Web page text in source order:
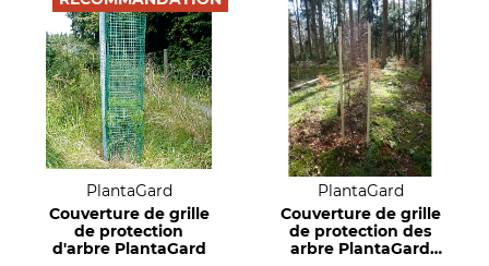
PlantaGard
Couverture de grille
de protection
d'arbre PlantaGard
PlantaGard
Couverture de grille
de protection des
arbre PlantaGard